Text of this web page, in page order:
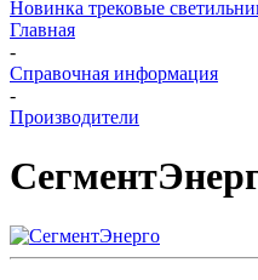
Новинка трековые
Главная
-
Справочная информация
-
Производители